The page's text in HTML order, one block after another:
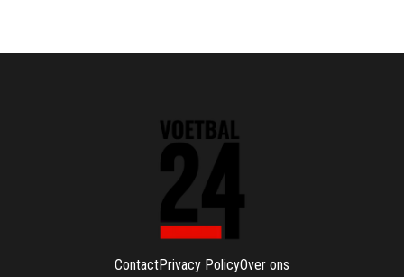
ContactPrivacy PolicyOver ons